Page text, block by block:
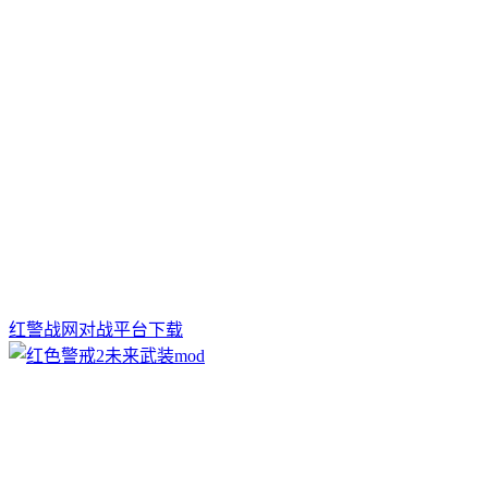
红警战网对战平台下载